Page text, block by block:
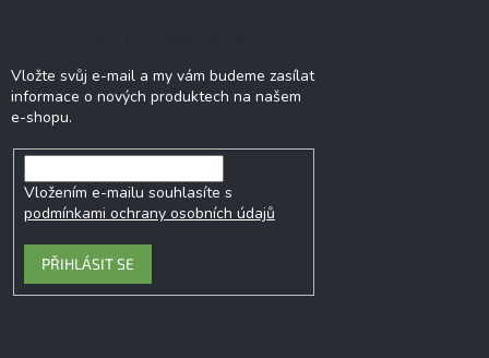
Vložte svůj e-mail a my vám budeme zasílat
informace o nových produktech na našem
e-shopu.
Vložením e-mailu souhlasíte s
podmínkami ochrany osobních údajů
PŘIHLÁSIT SE